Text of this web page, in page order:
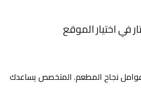
نجاح المطعم. المتخصص يساعدك